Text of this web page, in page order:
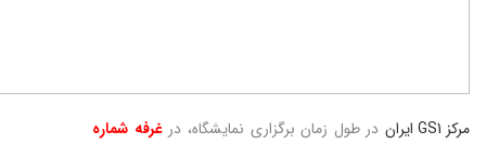
مرکز GS1 ایران در طول زمان برگزاری نمایشگاه، درغرفه شماره